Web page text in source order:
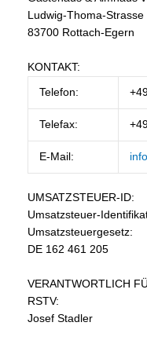
Ludwig-Thoma-Strasse
83700 Rottach-Egern
KONTAKT:
Telefon:
Telefax:
E-Mail:
UMSATZSTEUER-ID:
Umsatzsteuer-
Umsatzsteuergesetz:
DE 162 461 205
VERANTWORTLICH
RSTV:
Josef Stadler